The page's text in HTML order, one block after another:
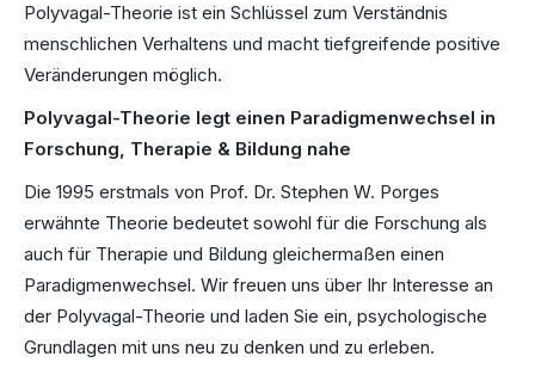
Polyvagal-Theorie ist ein Schlüssel zum Verständnis
menschlichen Verhaltens und macht tiefgreifende positive
Veränderungen möglich.
Polyvagal-Theorie legt einen Paradigmenwechsel in
Forschung, Therapie & Bildung nahe
Die 1995 erstmals von Prof. Dr. Stephen W. Porges
erwähnte Theorie bedeutet sowohl für die Forschung als
auch für Therapie und Bildung gleichermaßen einen
Paradigmenwechsel. Wir freuen uns über Ihr Interesse an
der Polyvagal-Theorie und laden Sie ein, psychologische
Grundlagen mit uns neu zu denken und zu erleben.